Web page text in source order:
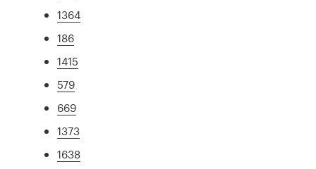
1364
186
1415
579
669
1373
1638